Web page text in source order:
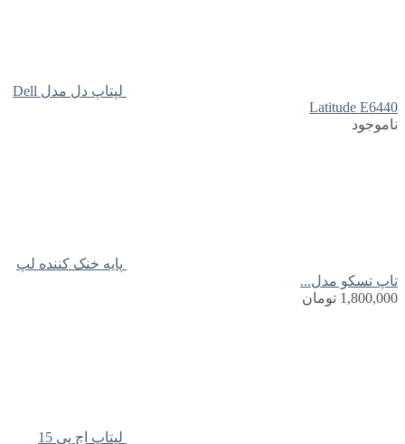
لپتاپ دل مدل Dell
Latitude E6440
ناموجود
پایه خنک کننده لپ
تاپ تسکو مدل...
1,800,000 تومان
لپتاپ اچ پی 15